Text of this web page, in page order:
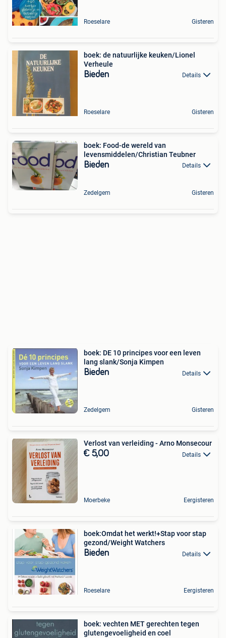
Roeselare Gisteren
boek: de natuurlijke keuken/Lionel
Verheule
Bieden Details
Roeselare Gisteren
boek: Food-de wereld van
levensmiddelen/Christian Teubner
Bieden Details
Zedelgem Gisteren
boek: DE 10 principes voor een leven
lang slank/Sonja Kimpen
Bieden Details
Zedelgem Gisteren
Verlost van verleiding - Arno Monsecour
€ 5,00 Details
Moerbeke Eergisteren
boek:Omdat het werkt!+Stap voor stap
gezond/Weight Watchers
Bieden Details
Roeselare Eergisteren
boek: vechten MET gerechten tegen
glutengevoeligheid en coel